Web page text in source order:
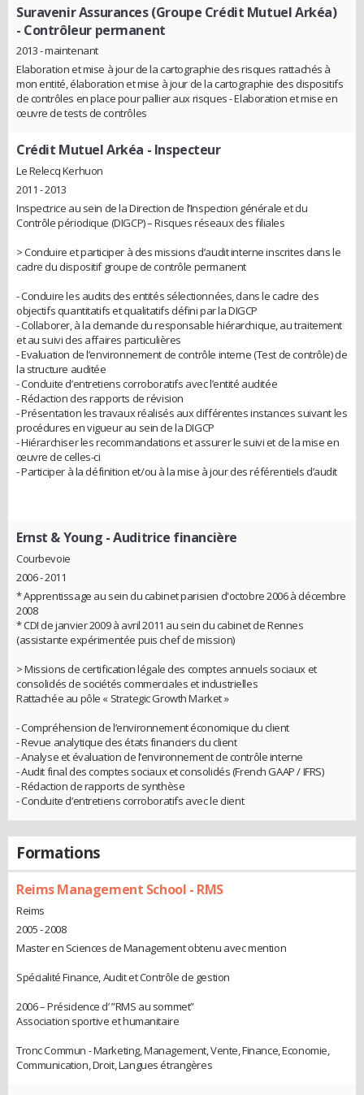
Suravenir Assurances (Groupe Crédit Mutuel Arkéa)
- Contrôleur permanent
2013 - maintenant
Elaboration et mise à jour de la cartographie des risques rattachés à
mon entité, élaboration et mise à jour de la cartographie des dispositifs
de contrôles en place pour pallier aux risques - Elaboration et mise en
œuvre de tests de contrôles
Crédit Mutuel Arkéa - Inspecteur
Le Relecq Kerhuon
2011 - 2013
Inspectrice au sein de la Direction de l’Inspection générale et du
Contrôle périodique (DIGCP) – Risques réseaux des filiales
> Conduire et participer à des missions d’audit interne inscrites dans le
cadre du dispositif groupe de contrôle permanent
- Conduire les audits des entités sélectionnées, dans le cadre des
objectifs quantitatifs et qualitatifs défini par la DIGCP
- Collaborer, à la demande du responsable hiérarchique, au traitement
et au suivi des affaires particulières
- Evaluation de l’environnement de contrôle interne (Test de contrôle) de
la structure auditée
- Conduite d’entretiens corroboratifs avec l’entité auditée
- Rédaction des rapports de révision
- Présentation les travaux réalisés aux différentes instances suivant les
procédures en vigueur au sein de la DIGCP
- Hiérarchiser les recommandations et assurer le suivi et de la mise en
œuvre de celles-ci
- Participer à la définition et/ou à la mise à jour des référentiels d’audit
Ernst & Young - Auditrice financière
Courbevoie
2006 - 2011
* Apprentissage au sein du cabinet parisien d'octobre 2006 à décembre
2008
* CDI de janvier 2009 à avril 2011 au sein du cabinet de Rennes
(assistante expérimentée puis chef de mission)
> Missions de certification légale des comptes annuels sociaux et
consolidés de sociétés commerciales et industrielles
Rattachée au pôle « Strategic Growth Market »
- Compréhension de l’environnement économique du client
- Revue analytique des états financiers du client
- Analyse et évaluation de l’environnement de contrôle interne
- Audit final des comptes sociaux et consolidés (French GAAP / IFRS)
- Rédaction de rapports de synthèse
- Conduite d’entretiens corroboratifs avec le client
Formations
Reims Management School - RMS
Reims
2005 - 2008
Master en Sciences de Management obtenu avec mention
Spécialité Finance, Audit et Contrôle de gestion
2006 – Présidence d’ ”RMS au sommet”
Association sportive et humanitaire
Tronc Commun - Marketing, Management, Vente, Finance, Economie,
Communication, Droit, Langues étrangères